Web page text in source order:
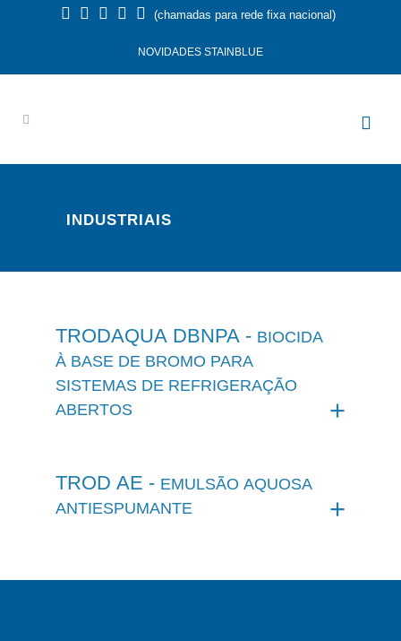
(chamadas para rede fixa nacional)
NOVIDADES STAINBLUE
INDUSTRIAIS
TRODAQUA DBNPA - BIOCIDA
À BASE DE BROMO PARA
SISTEMAS DE REFRIGERAÇÃO
ABERTOS
TROD AE - EMULSÃO AQUOSA
ANTIESPUMANTE